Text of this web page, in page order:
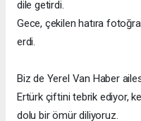
dile getirdi.
Gece, çekilen hatıra
erdi.
Biz de Yerel Van Haber
Ertürk çiftini tebrik ediyor,
dolu bir ömür diliyoruz.